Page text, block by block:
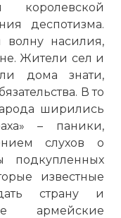
королевской
деспотизма.
насилия,
Жители сел и
дома знати,
В то
ширились
– паники,
слухов о
подкупленных
известные
страну и
армейские
французская